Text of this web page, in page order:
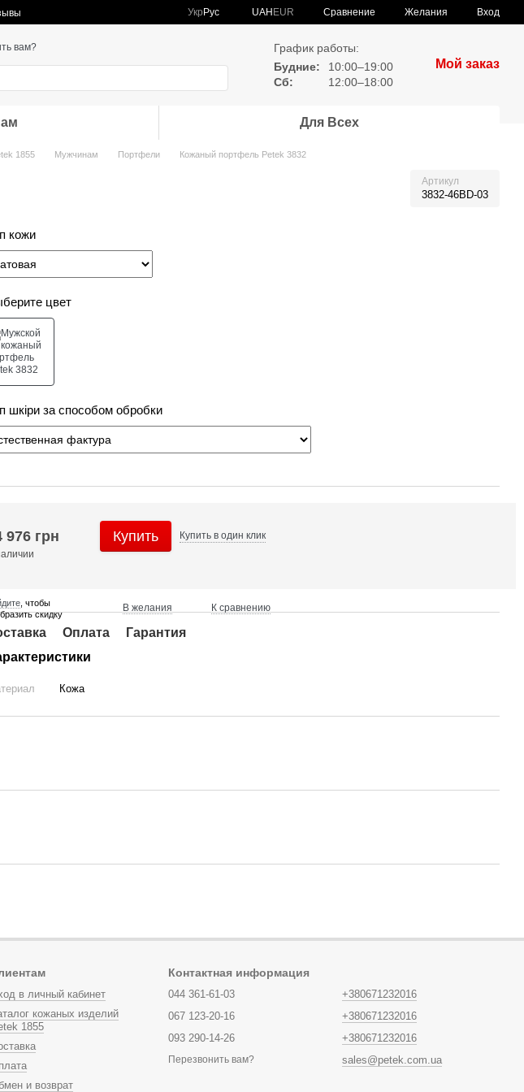
Укр Рус UAH EUR Сравнение Желания Вход
вам?
График работы:
Будние:
10:00–19:00
Сб:
12:00–18:00
Мой заказ
Для Всех
1855 Мужчинам Портфели Кожаный портфель Petek 3832
Артикул
3832-46BD-03
кожи
цвет
шкіри за способом обробки
976 грн Купить Купить в один клик
, чтобы
скидку
В желания К сравнению
Оплата
Гарантия
Кожа
в личный кабинет
кожаных изделий
1855
и возврат
Контактная информация
044 361-61-03
067 123-20-16
093 290-14-26
Перезвонить вам?
+380671232016
+380671232016
+380671232016
sales@petek.com.ua